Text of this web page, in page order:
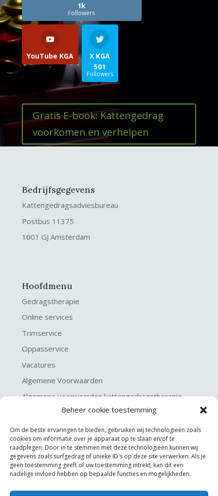
Beheer cookie toestemming
Om de beste ervaringen te bieden, gebruiken wij technologieën zoals
cookies om informatie over je apparaat op te slaan en/of te
raadplegen. Door in te stemmen met deze technologieën kunnen wij
gegevens zoals surfgedrag of unieke ID's op deze site verwerken. Als je
geen toestemming geeft of uw toestemming intrekt, kan dit een
nadelige invloed hebben op bepaalde functies en mogelijkheden.
1k
Followers
YouTube KGA
X KGA
501
Followers
Gratis E-book: Kattengedrag
voorkomen en verhelpen
Bedrijfsgegevens
Kattengedragsadviesbureau
Postbus 11375
1001 GJ Amsterdam
Hoofdmenu
Gedragstherapie
Online services
Trimservice
Oppasservice
Vacatures
Algemene Voorwaarden
Algemene voorwaarden kattengedragstherapie
Privacy verklaring
Disclaimer & Copyright